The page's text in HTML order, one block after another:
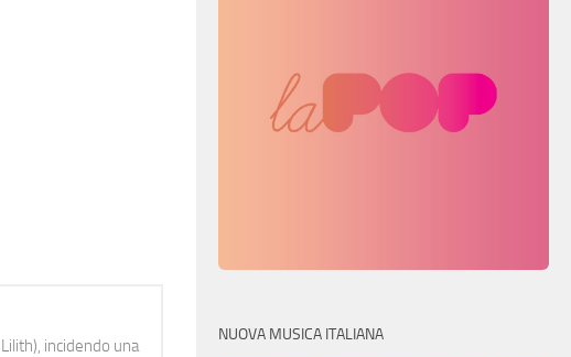
incidendo una
NUOVA MUSICA ITALIANA